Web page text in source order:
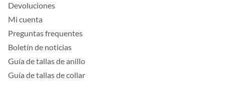
Devoluciones
Mi cuenta
Preguntas frequentes
Boletín de noticias
Guía de tallas de anillo
Guía de tallas de collar